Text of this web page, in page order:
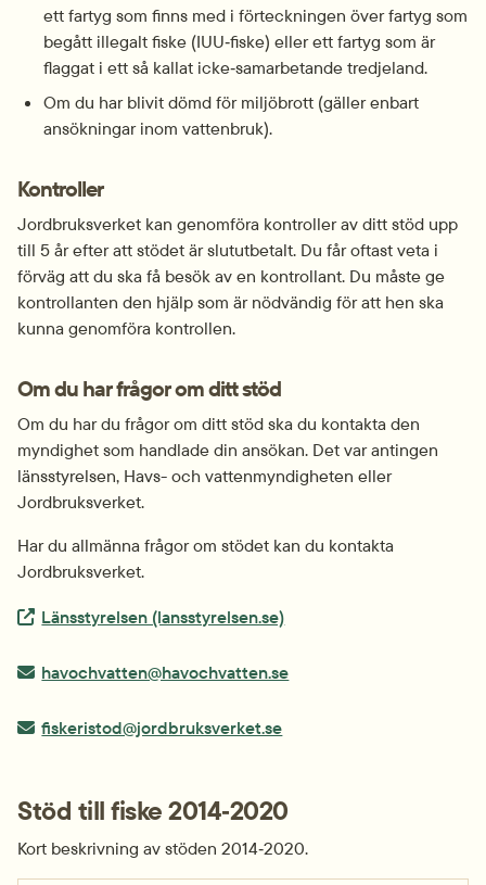
ett fartyg som finns med i förteckningen över fartyg som
begått illegalt fiske (IUU‑fiske) eller ett fartyg som är
flaggat i ett så kallat icke‑samarbetande tredjeland.
Om du har blivit dömd för miljöbrott (gäller enbart
ansökningar inom vattenbruk).
Kontroller
Jordbruksverket kan genomföra kontroller av ditt stöd upp
till 5 år efter att stödet är slututbetalt. Du får oftast veta i
förväg att du ska få besök av en kontrollant. Du måste ge
kontrollanten den hjälp som är nödvändig för att hen ska
kunna genomföra kontrollen.
Om du har frågor om ditt stöd
Om du har du frågor om ditt stöd ska du kontakta den
myndighet som handlade din ansökan. Det var antingen
länsstyrelsen, Havs- och vatten­myndigheten eller
Jordbruks­verket.
Har du allmänna frågor om stödet kan du kontakta
Jordbruks­verket.
Extern länk.
Länsstyrelsen (lansstyrelsen.se)
E-post:
havochvatten@havochvatten.se
E-post:
fiskeristod@jordbruksverket.se
Stöd till fiske 2014‑2020
Kort beskrivning av stöden 2014‑2020.